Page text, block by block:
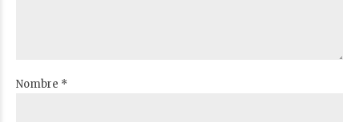
Nombre *